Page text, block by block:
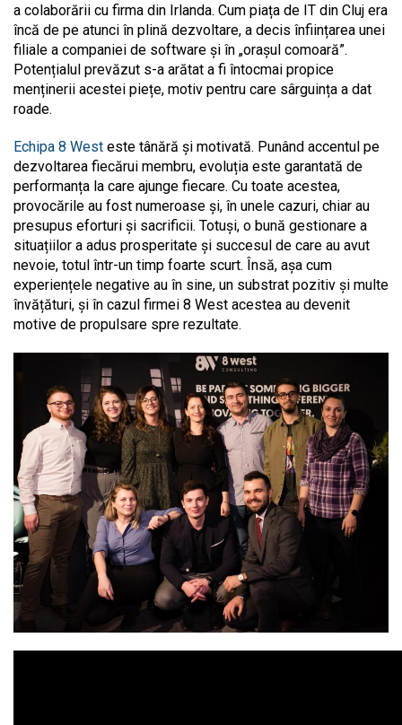
a colaborării cu firma din Irlanda. Cum piața de IT din Cluj era
încă de pe atunci în plină dezvoltare, a decis înființarea unei
filiale a companiei de software și în „orașul comoară”.
Potențialul prevăzut s-a arătat a fi întocmai propice
menținerii acestei piețe, motiv pentru care sârguința a dat
roade.
Echipa 8 West este tânără și motivată. Punând accentul pe
dezvoltarea fiecărui membru, evoluția este garantată de
performanța la care ajunge fiecare. Cu toate acestea,
provocările au fost numeroase și, în unele cazuri, chiar au
presupus eforturi și sacrificii. Totuși, o bună gestionare a
situațiilor a adus prosperitate și succesul de care au avut
nevoie, totul într-un timp foarte scurt. Însă, așa cum
experiențele negative au în sine, un substrat pozitiv și multe
învățături, și în cazul firmei 8 West acestea au devenit
motive de propulsare spre rezultate.